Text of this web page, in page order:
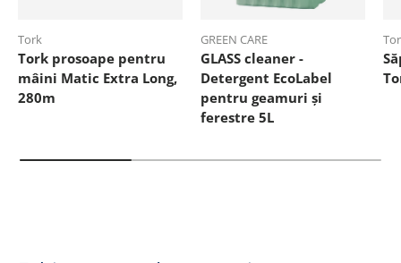
Tork
Tork prosoape pentru
mâini Matic Extra Long,
280m
GREEN CARE
GLASS cleaner -
Detergent EcoLabel
pentru geamuri și
ferestre 5L